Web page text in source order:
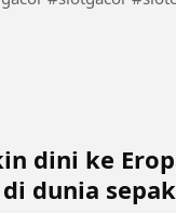
dini ke
dunia